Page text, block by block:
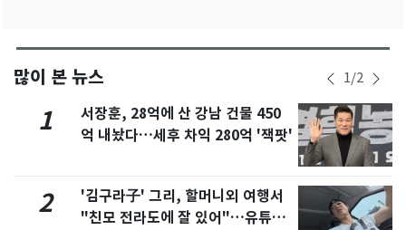
많이 본 뉴스 1/2
1
서장훈, 28억에 산 강남 건물 450
억 내놨다…세후 차익 280억 '잭팟'
2
'김구라子' 그리, 할머니외 여행서
"친모 전라도에 잘 있어"…유튜브